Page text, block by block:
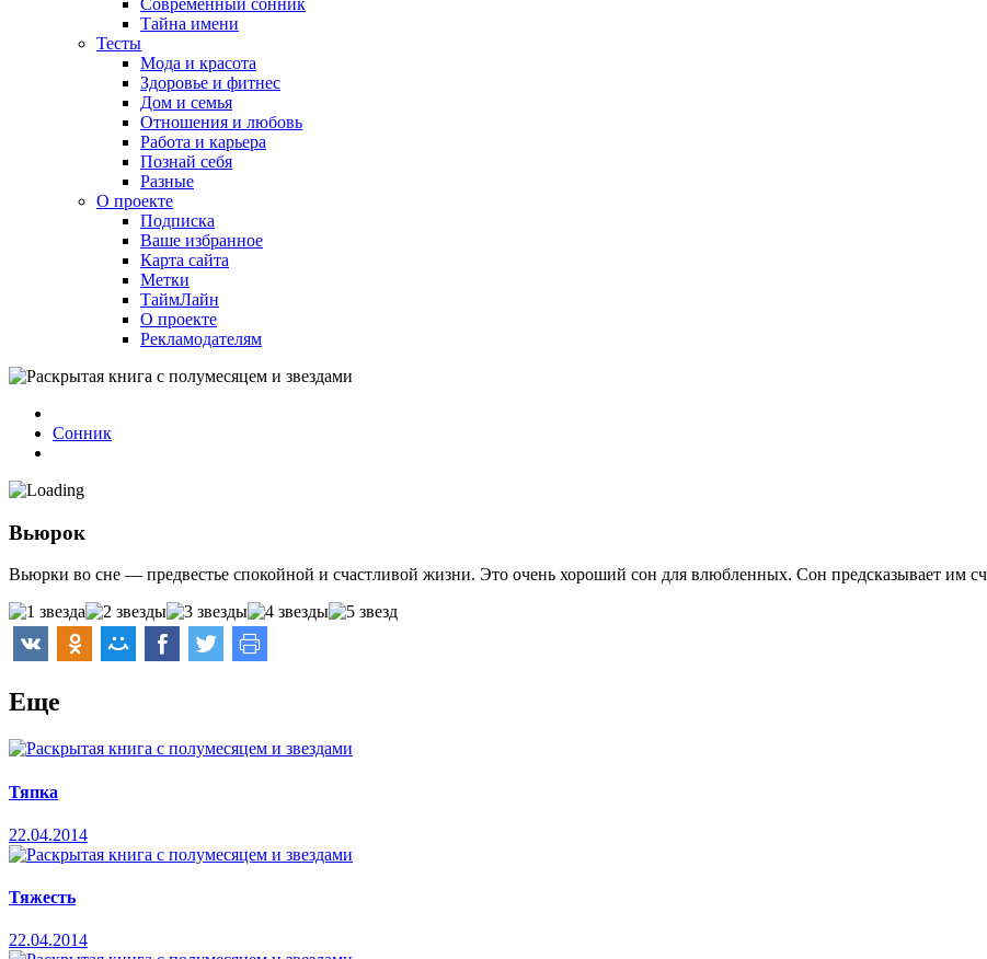
Современный сонник
Тайна имени
Тесты
Мода и красота
Здоровье и фитнес
Дом и семья
Отношения и любовь
Работа и карьера
Познай себя
Разные
О проекте
Подписка
Ваше избранное
Карта сайта
Метки
ТаймЛайн
О проекте
Рекламодателям
Сонник
Вьюрок
Вьюрки во сне — предвестье спокойной и счастливой жизни. Это очень хороший сон для влюбленных. Сон предсказывает им
Еще
Тяпка
22.04.2014
Тяжесть
22.04.2014